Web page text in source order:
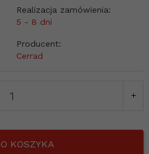
Realizacja zamówienia:
5 - 8 dni
Producent:
Cerrad
KOSZYKA